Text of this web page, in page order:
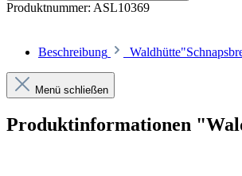
Produktnummer: ASL10369
Beschreibung
Menü schließen
Produktinformationen